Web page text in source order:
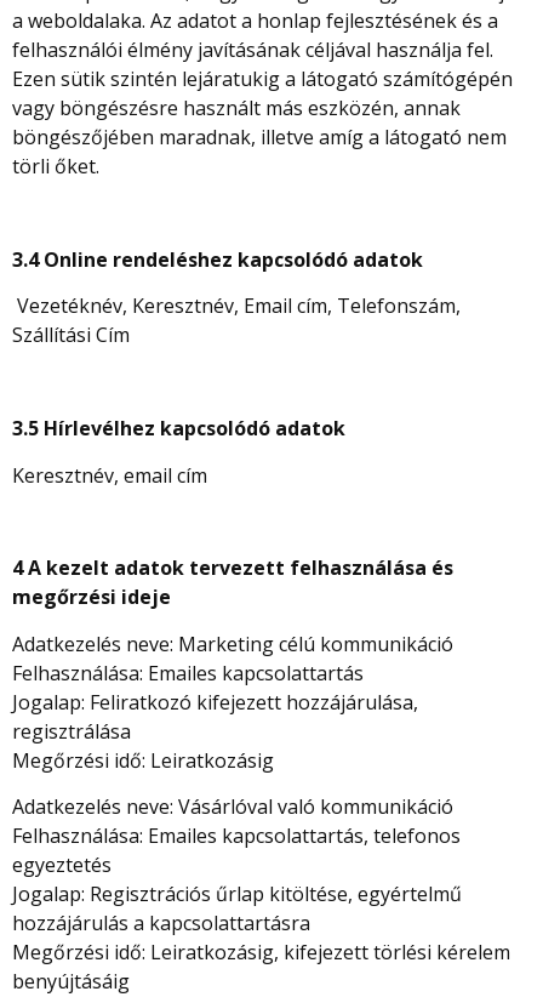
a weboldalaka. Az adatot a honlap fejlesztésének és a
felhasználói élmény javításának céljával használja fel.
Ezen sütik szintén lejáratukig a látogató számítógépén
vagy böngészésre használt más eszközén, annak
böngészőjében maradnak, illetve amíg a látogató nem
törli őket.
3.4 Online rendeléshez kapcsolódó adatok
Vezetéknév, Keresztnév, Email cím, Telefonszám,
Szállítási Cím
3.5 Hírlevélhez kapcsolódó adatok
Keresztnév, email cím
4 A kezelt adatok tervezett felhasználása és
megőrzési ideje
Adatkezelés neve: Marketing célú kommunikáció
Felhasználása: Emailes kapcsolattartás
Jogalap: Feliratkozó kifejezett hozzájárulása,
regisztrálása
Megőrzési idő: Leiratkozásig
Adatkezelés neve: Vásárlóval való kommunikáció
Felhasználása: Emailes kapcsolattartás, telefonos
egyeztetés
Jogalap: Regisztrációs űrlap kitöltése, egyértelmű
hozzájárulás a kapcsolattartásra
Megőrzési idő: Leiratkozásig, kifejezett törlési kérelem
benyújtásáig